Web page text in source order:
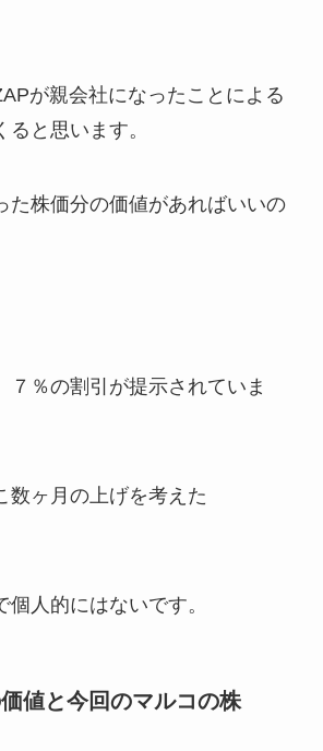
が親会社になったことによる
と思います。
た株価分の価値があればいいの
７％の割引が提示されていま
数ヶ月の上げを考えた
人的にはないです。
値と今回のマルコの株